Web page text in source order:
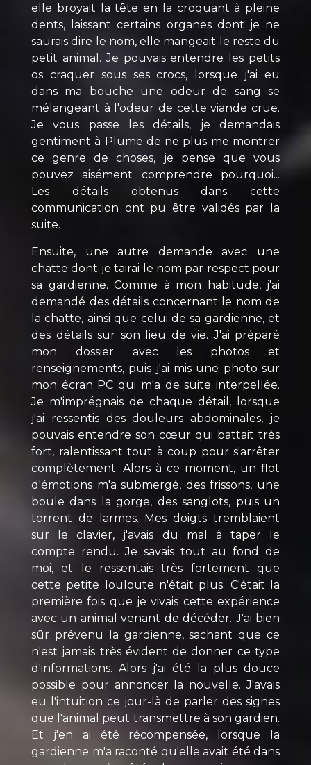
elle broyait la tête en la croquant à pleine
dents, laissant certains organes dont je ne
saurais dire le nom, elle mangeait le reste du
petit animal. Je pouvais entendre les petits
os craquer sous ses crocs, lorsque j'ai eu
dans ma bouche une odeur de sang se
mélangeant à l'odeur de cette viande crue.
Je vous passe les détails, je demandais
gentiment à Plume de ne plus me montrer
ce genre de choses, je pense que vous
pouvez aisément comprendre pourquoi...
Les détails obtenus dans cette
communication ont pu être validés par la
suite.
Ensuite, une autre demande avec une
chatte dont je tairai le nom par respect pour
sa gardienne. Comme à mon habitude, j'ai
demandé des détails concernant le nom de
la chatte, ainsi que celui de sa gardienne, et
des détails sur son lieu de vie. J'ai préparé
mon dossier avec les photos et
renseignements, puis j'ai mis une photo sur
mon écran PC qui m'a de suite interpellée.
Je m'imprégnais de chaque détail, lorsque
j'ai ressentis des douleurs abdominales, je
pouvais entendre son cœur qui battait très
fort, ralentissant tout à coup pour s'arrêter
complètement. Alors à ce moment, un flot
d'émotions m'a submergé, des frissons, une
boule dans la gorge, des sanglots, puis un
torrent de larmes. Mes doigts tremblaient
sur le clavier, j'avais du mal à taper le
compte rendu. Je savais tout au fond de
moi, et le ressentais très fortement que
cette petite louloute n'était plus. C'était la
première fois que je vivais cette expérience
avec un animal venant de décéder. J'ai bien
sûr prévenu la gardienne, sachant que ce
n'est jamais très évident de donner ce type
d'informations. Alors j'ai été la plus douce
possible pour annoncer la nouvelle. J'avais
eu l'intuition ce jour-là de parler des signes
que l'animal peut transmettre à son gardien.
Et j'en ai été récompensée, lorsque la
gardienne m'a raconté qu'elle avait été dans